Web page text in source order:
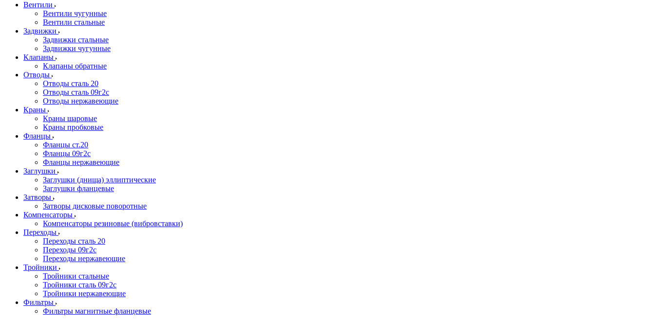
Вентили
Вентили чугунные
Вентили стальные
Задвижки
Задвижки стальные
Задвижки чугунные
Клапаны
Клапаны обратные
Отводы
Отводы сталь 20
Отводы сталь 09г2с
Отводы нержавеющие
Краны
Краны шаровые
Краны пробковые
Фланцы
Фланцы ст.20
Фланцы 09г2с
Фланцы нержавеющие
Заглушки
Заглушки (днища) эллиптические
Заглушки фланцевые
Затворы
Затворы дисковые поворотные
Компенсаторы
Компенсаторы резиновые (вибровставки)
Переходы
Переходы сталь 20
Переходы 09г2с
Переходы нержавеющие
Тройники
Тройники стальные
Тройники сталь 09г2с
Тройники нержавеющие
Фильтры
Фильтры магнитные фланцевые